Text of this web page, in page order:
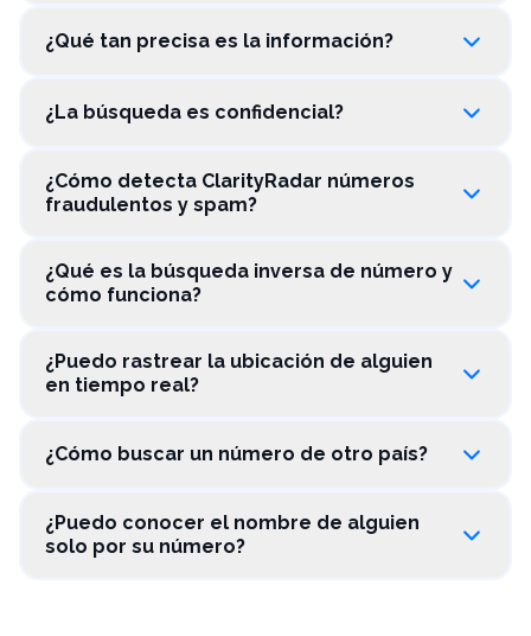
¿Qué tan precisa es la información?
¿La búsqueda es confidencial?
¿Cómo detecta ClarityRadar números
fraudulentos y spam?
¿Qué es la búsqueda inversa de número y
cómo funciona?
¿Puedo rastrear la ubicación de alguien
en tiempo real?
¿Cómo buscar un número de otro país?
¿Puedo conocer el nombre de alguien
solo por su número?